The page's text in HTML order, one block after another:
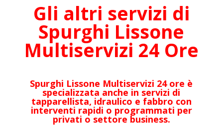
Gli altri servizi di
Spurghi Lissone
Multiservizi 24 Ore
Spurghi Lissone Multiservizi 24 ore è
specializzata anche in servizi di
tapparellista, idraulico e fabbro con
interventi rapidi o programmati per
privati o settore business.